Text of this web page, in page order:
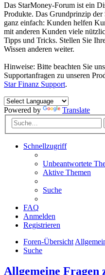
Das StarMoney-Forum ist ein
Produkte. Das Grundprinzip
ganz einfach: Kunden helfen
mit anderen Kunden viele
Tipps und Tricks. Stellen Sie
Wissen anderen weiter.
Hinweise: Bitte beachten Sie
Supportanfragen zu unseren
Star Finanz Support.
Powered by Translate
Schnellzugriff
Unbeantwortete
Aktive Themen
Suche
FAQ
Anmelden
Registrieren
Foren-Übersicht
Suche
Allgemeine Fragen